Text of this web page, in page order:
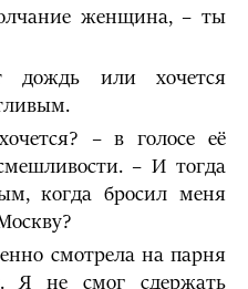
женщина, – ты
дождь или хочется
– в голосе её
– И тогда
когда бросил меня
смотрела на парня
Я не смог сдержать